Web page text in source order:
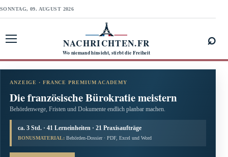
SONNTAG, 09. AUGUST 2026
NACHRICHTEN.FR
Wo niemand hinsieht, stirbt die Freiheit
⌕
ANZEIGE · FRANCE PREMIUM ACADEMY
Die französische Bürokratie meistern
Behördenwege, Fristen und Dokumente endlich planbar machen.
ca. 3 Std. · 41 Lerneinheiten · 21 Praxisaufträge
BONUSMATERIAL: Behörden-Dossier · PDF, Excel und Word